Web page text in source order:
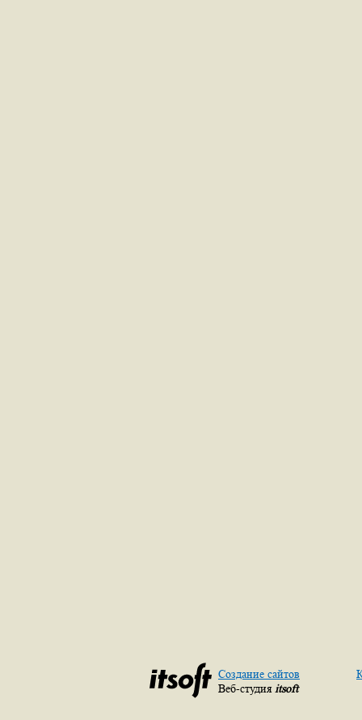
Создание сайтов
Веб-студия itsoft